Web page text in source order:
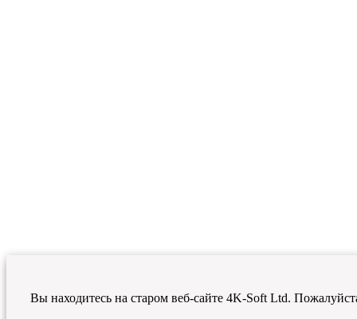
Вы находитесь на старом веб-сайте 4K-Soft Ltd.